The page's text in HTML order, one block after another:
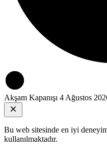
Akşam Kapanışı 4 Ağustos
Bu web sitesinde en iyi
kullanılmaktadır.